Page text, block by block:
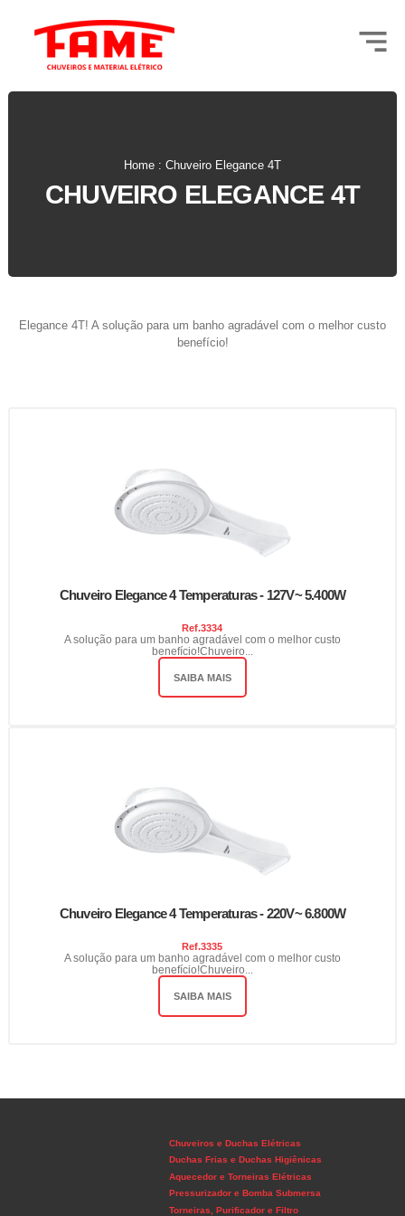
Home : Chuveiro Elegance 4T
CHUVEIRO ELEGANCE 4T
Elegance 4T! A solução para um banho agradável com o melhor custo
benefício!
Chuveiro Elegance 4 Temperaturas - 127V~ 5.400W
Ref.3334
A solução para um banho agradável com o melhor custo
benefício!Chuveiro...
SAIBA MAIS
Chuveiro Elegance 4 Temperaturas - 220V~ 6.800W
Ref.3335
A solução para um banho agradável com o melhor custo
benefício!Chuveiro...
SAIBA MAIS
Chuveiros e Duchas Elétricas
Duchas Frias e Duchas Higiênicas
Aquecedor e Torneiras Elétricas
Pressurizador e Bomba Submersa
Torneiras, Purificador e Filtro